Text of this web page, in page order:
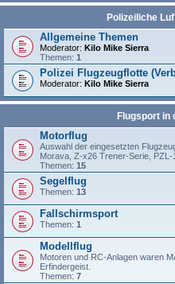
Polizeiliche
Allgemeine Themen
Moderator: Kilo Mike Sierra
Themen: 1
Polizei Flugzeugflotte
Moderator: Kilo Mike Sierra
Flugsport in
Motorflug
Auswahl der eingesetzten
Morava, Z-x26 Trener-Serie, PZL-
Themen: 15
Segelflug
Themen: 13
Fallschirmsport
Themen: 1
Modellflug
Motoren und RC-Anlagen waren
Erfindergeist.
Themen: 7